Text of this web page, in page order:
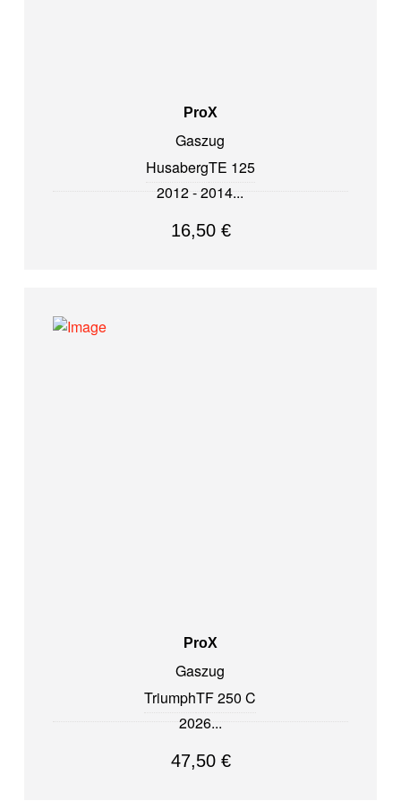
ProX
Gaszug
HusabergTE 125
2012 - 2014
16,50 €
ProX
Gaszug
TriumphTF 250 C
2026
47,50 €